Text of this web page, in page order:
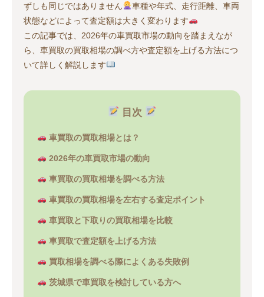
ずしも同じではありません
車種や年式、走行距離、車両
状態などによって査定額は大きく変わります
この記事では、2026年の車買取市場の動向を踏まえなが
ら、車買取の買取相場の調べ方や査定額を上げる方法につ
いて詳しく解説します
目次
車買取の買取相場とは？
2026年の車買取市場の動向
車買取の買取相場を調べる方法
車買取の買取相場を左右する査定ポイント
車買取と下取りの買取相場を比較
車買取で査定額を上げる方法
買取相場を調べる際によくある失敗例
茨城県で車買取を検討している方へ